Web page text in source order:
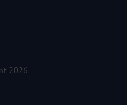
2026